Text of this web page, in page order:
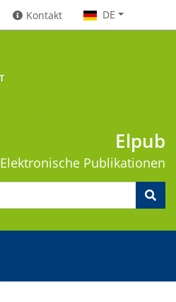
Kontakt DE
Elpub
Elektronische Publikationen